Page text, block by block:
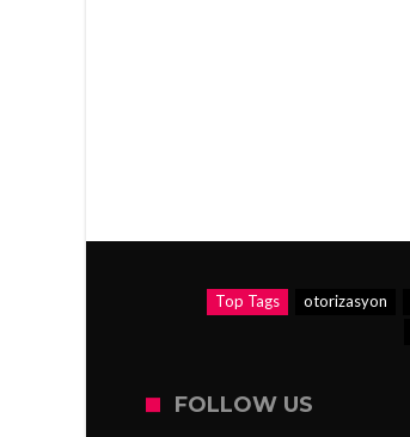
Top Tags otorizasyon
FOLLOW US